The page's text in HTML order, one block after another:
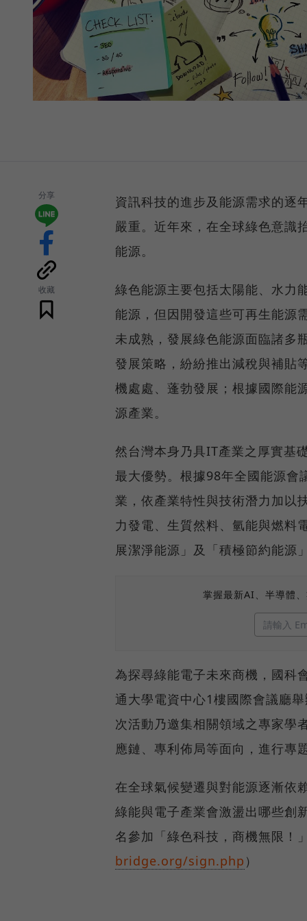
分享
收藏
資訊科技的進步及能源需求的逐
嚴重。近年來，在全球綠色意識
能源。
綠色能源主要包括太陽能、水力
能源，但因開發這些可再生能源
未成熟，發展綠色能源面臨諸多
發展策略，紛紛推出減稅與補貼
機處處、蓬勃發展；根據國際能
源產業。
然台灣本身乃具IT產業之厚實基
最大優勢。根據98年全國能源會
業，依產業特性與技術潛力加以
力發電、生質然料、氫能與燃料
展潔淨能源」及「積極節約能源
掌握最新AI、半導體
為探尋綠能電子未來商機，國科
通大學電資中心1樓國際會議廳
次活動乃邀集相關領域之專家學
應鏈、專利佈局等面向，進行專
在全球氣候變遷與對能源逐漸依
綠能與電子產業會激盪出哪些創
名參加「綠色科技，商機無限！
bridge.org/sign.php ）